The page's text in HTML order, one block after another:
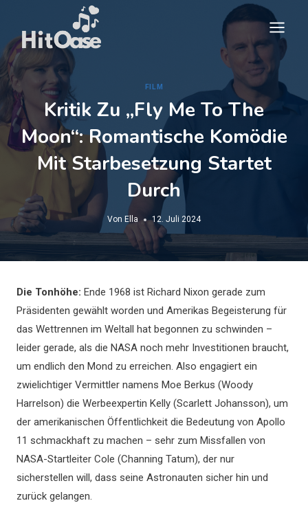
springen
FILM
Kritik Zu „Fly Me To The
Moon“: Romantische Komödie
Mit Starbesetzung Startet
Durch
Von Ella 12. Juli 2024
Die Tonhöhe: Ende 1968 ist Richard Nixon gerade zum
Präsidenten gewählt worden und Amerikas Begeisterung für
das Wettrennen im Weltall hat begonnen zu schwinden –
leider gerade, als die NASA noch mehr Investitionen braucht,
um endlich den Mond zu erreichen. Also engagiert ein
zwielichtiger Vermittler namens Moe Berkus (Woody
Harrelson) die Werbeexpertin Kelly (Scarlett Johansson), um
der amerikanischen Öffentlichkeit die Bedeutung von Apollo
11 schmackhaft zu machen – sehr zum Missfallen von
NASA-Startleiter Cole (Channing Tatum), der nur
sicherstellen will, dass seine Astronauten sicher hin und
zurück gelangen.